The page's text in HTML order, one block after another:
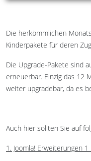
Die herkömmlichen
Kinderpakete für deren
Die Upgrade-Pakete sind
erneuerbar. Einzig das 12
weiter upgradebar, da es
Auch hier sollten Sie auf
1. Joomla! Erweiterungen